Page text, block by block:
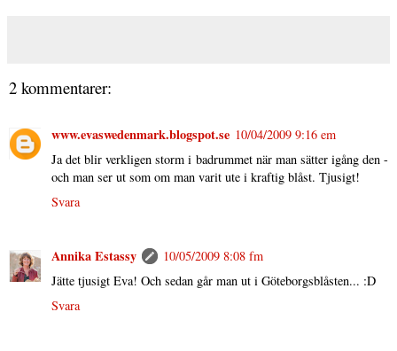
2 kommentarer:
www.evaswedenmark.blogspot.se 10/04/2009 9:16 em
Ja det blir verkligen storm i badrummet när man sätter igång den -
och man ser ut som om man varit ute i kraftig blåst. Tjusigt!
Svara
Annika Estassy
10/05/2009 8:08 fm
Jätte tjusigt Eva! Och sedan går man ut i Göteborgsblåsten... :D
Svara